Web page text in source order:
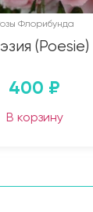
Флорибунда
(Poesie)
400 ₽
В корзину